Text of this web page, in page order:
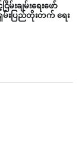
းချမ်းရေးဖော်
းပြည်တိုးတက် ရေး